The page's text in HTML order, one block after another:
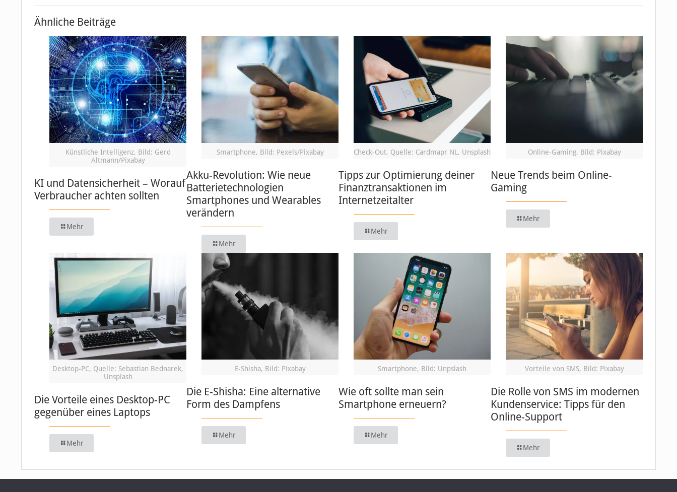
Ähnliche Beiträge
Künstliche Intelligenz, Bild: Gerd
Altmann/Pixabay
KI und Datensicherheit – Worauf
Verbraucher achten sollten
Mehr
Smartphone, Bild: Pexels/Pixabay
Akku-Revolution: Wie neue
Batterietechnologien
Smartphones und Wearables
verändern
Mehr
Check-Out, Quelle: Cardmapr NL, Unsplash
Tipps zur Optimierung deiner
Finanztransaktionen im
Internetzeitalter
Mehr
Online-Gaming, Bild: Pixabay
Neue Trends beim Online-
Gaming
Mehr
Desktop-PC, Quelle: Sebastian Bednarek,
Unsplash
Die Vorteile eines Desktop-PC
gegenüber eines Laptops
Mehr
E-Shisha, Bild: Pixabay
Die E-Shisha: Eine alternative
Form des Dampfens
Mehr
Smartphone, Bild: Unpslash
Wie oft sollte man sein
Smartphone erneuern?
Mehr
Vorteile von SMS, Bild: Pixabay
Die Rolle von SMS im modernen
Kundenservice: Tipps für den
Online-Support
Mehr